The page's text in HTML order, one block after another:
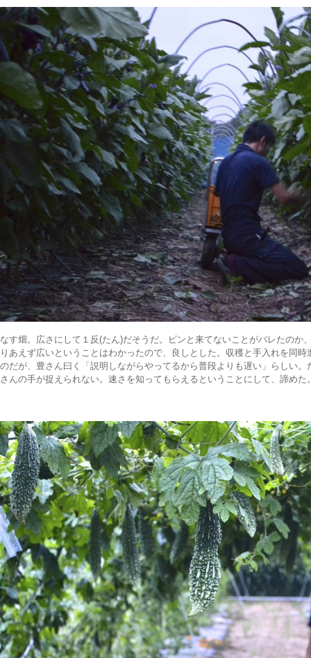
なす畑。広さにして１反(たん)だそうだ。ピンと来てないことがバレたの
りあえず広いということはわかったので、良しとした。収穫と手入れを同
のだが、豊さん曰く「説明しながらやってるから普段よりも遅い」らしい
さんの手が捉えられない。速さを知ってもらえるということにして、諦めた